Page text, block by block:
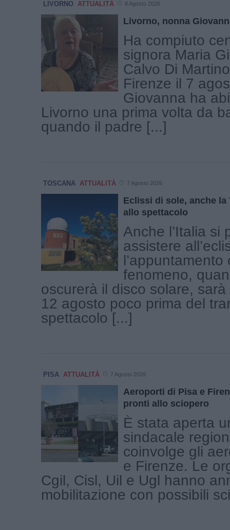
LIVORNO ATTUALITÀ 8 Agosto 2026
Livorno, nonna
Ha compiuto
signora Maria
Calvo Di
Firenze il 7
Giovanna ha
Livorno una prima volta da
quando il padre [...]
TOSCANA ATTUALITÀ 7 Agosto 2026
Eclissi di sole, anche la
allo spettacolo
Anche l’Italia si
assistere
l’appuntamento
fenomeno,
oscurerà il disco solare,
12 agosto poco prima del
spettacolo [...]
PISA ATTUALITÀ 7 Agosto 2026
Aeroporti di Pisa e
pronti allo sciopero
È stata aperta
sindacale
coinvolge gli
e Firenze. Le
Cgil, Cisl, Uil e Ugl hanno
mobilitazione con possibili